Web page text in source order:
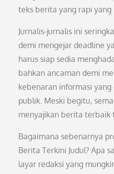
teks berita yang rapi
Jurnalis-jurnalis ini
demi mengejar deadline
harus siap sedia
bahkan ancaman demi
kebenaran informasi
publik. Meski begitu,
menyajikan berita terbaik
Bagaimana sebenarnya
Berita Terkini Judul? Apa
layar redaksi yang